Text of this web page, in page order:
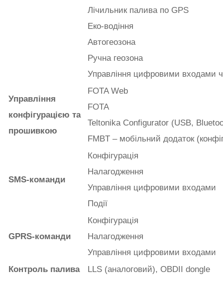
Лічильник палива по GPS
Еко-водіння
Автогеозона
Ручна геозона
Управління цифровими входами
Управління
конфігурацією та
прошивкою
FOTA Web
FOTA
Teltonika Configurator (USB,
FMBT – мобільний додаток
SMS-команди
Конфігурація
Налагодження
Управління цифровими входами
Події
GPRS-команди
Конфігурація
Налагодження
Управління цифровими входами
Контроль палива
LLS (аналоговий), OBDII dongle